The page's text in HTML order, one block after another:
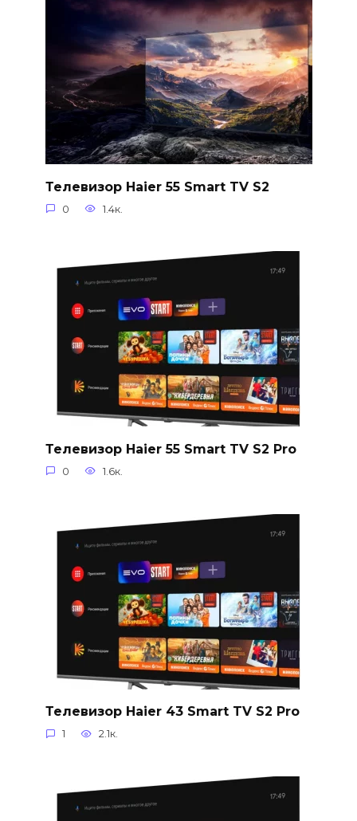
Телевизор Haier 55 Smart TV S2
0 1.4к.
Телевизор Haier 55 Smart TV S2 Pro
0 1.6к.
Телевизор Haier 43 Smart TV S2 Pro
1 2.1к.